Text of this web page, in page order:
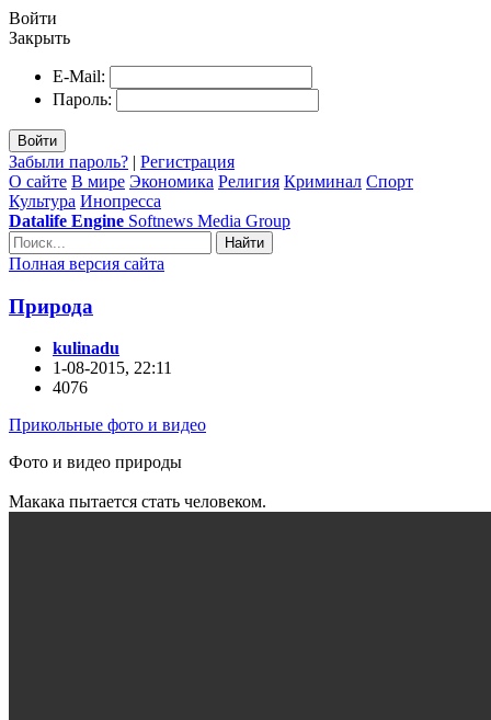
Войти
Закрыть
E-Mail:
Пароль:
Войти
Забыли пароль? | Регистрация
О сайте В мире Экономика Религия Криминал Спорт
Культура Инопресса
Datalife Engine Softnews Media Group
Найти
Полная версия сайта
Природа
kulinadu
1-08-2015, 22:11
4076
Прикольные фото и видео
Фото и видео природы
Макака пытается стать человеком.